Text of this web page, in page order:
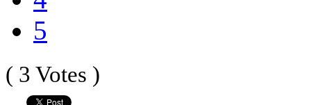
5
( 3 Votes )